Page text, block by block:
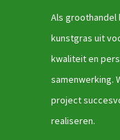
Als
kunstgras uit
kwaliteit en
samenwerking.
project
realiseren.